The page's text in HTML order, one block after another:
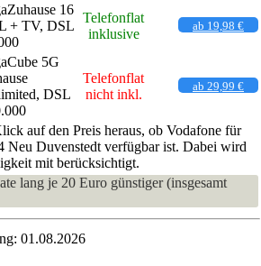
16
+ TV, DSL
Telefonflat
inklusive
ab 19,98 €
5G
DSL
Telefonflat
nicht inkl.
ab 29,99 €
auf den Preis heraus, ob Vodafone für
Neu Duvenstedt verfügbar ist. Dabei wird
mit berücksichtigt.
lang je 20 Euro günstiger (insgesamt
01.08.2026